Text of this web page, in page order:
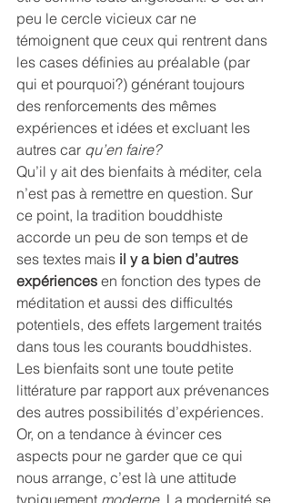
peu le cercle vicieux car ne
témoignent que ceux qui rentrent dans
les cases définies au préalable (par
qui et pourquoi?) générant toujours
des renforcements des mêmes
expériences et idées et excluant les
autres car qu’en faire?
Qu’il y ait des bienfaits à méditer, cela
n’est pas à remettre en question. Sur
ce point, la tradition bouddhiste
accorde un peu de son temps et de
ses textes mais il y a bien d’autres
expériences en fonction des types de
méditation et aussi des difficultés
potentiels, des effets largement traités
dans tous les courants bouddhistes.
Les bienfaits sont une toute petite
littérature par rapport aux prévenances
des autres possibilités d’expériences.
Or, on a tendance à évincer ces
aspects pour ne garder que ce qui
nous arrange, c’est là une attitude
typiquement moderne. La modernité se